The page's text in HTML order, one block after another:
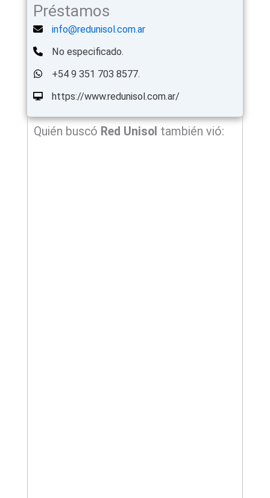
Préstamos
info@redunisol.com.ar
No especificado.
+54 9 351 703 8577.
https://www.redunisol.com.ar/
Quién buscó Red Unisol también vió: